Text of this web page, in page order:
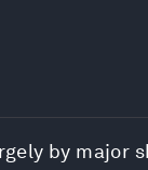
by major